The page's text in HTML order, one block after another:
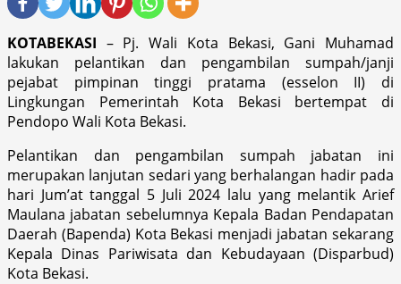
KOTABEKASI – Pj. Wali Kota Bekasi, Gani Muhamad
lakukan pelantikan dan pengambilan sumpah/janji
pejabat pimpinan tinggi pratama (esselon II) di
Lingkungan Pemerintah Kota Bekasi bertempat di
Pendopo Wali Kota Bekasi.
Pelantikan dan pengambilan sumpah jabatan ini
merupakan lanjutan sedari yang berhalangan hadir pada
hari Jum’at tanggal 5 Juli 2024 lalu yang melantik Arief
Maulana jabatan sebelumnya Kepala Badan Pendapatan
Daerah (Bapenda) Kota Bekasi menjadi jabatan sekarang
Kepala Dinas Pariwisata dan Kebudayaan (Disparbud)
Kota Bekasi.